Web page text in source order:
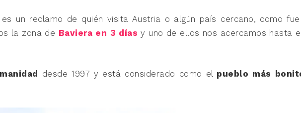
un reclamo de quién visita Austria o algún país cercano, como
la zona de Baviera en 3 días y uno de ellos nos acercamos hasta
desde 1997 y está considerado como el pueblo más